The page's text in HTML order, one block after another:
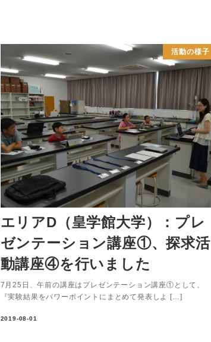
活動の様子
エリアD（皇学館大学）：プレ
ゼンテーション講座①、探求活
動講座④を行いました
7月25日、午前の講座はプレゼンテーション講座①として、
『実験結果をパワーポイントにまとめて発表しよ […]
2019-08-01